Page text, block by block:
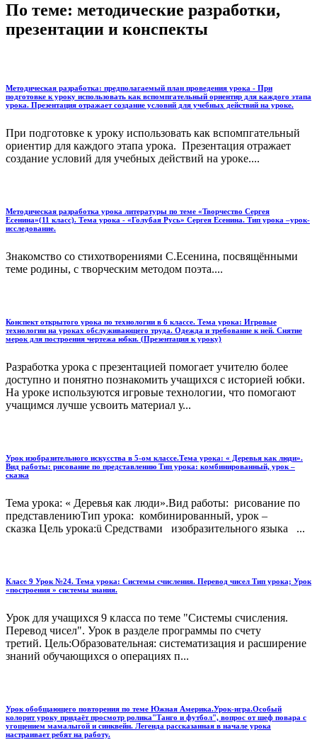
По теме: методические разработки,
презентации и конспекты
Методическая разработка: предполагаемый план проведения урока - При
подготовке к уроку использовать как вспомпгательный ориентир для каждого этапа
урока. Презентация отражает создание условий для учебных действий на уроке.
При подготовке к уроку использовать как вспомпгательный
ориентир для каждого этапа урока. Презентация отражает
создание условий для учебных действий на уроке....
Методическая разработка урока литературы по теме «Творчество Сергея
Есенина»(11 класс). Тема урока - «Голубая Русь» Сергея Есенина. Тип урока –урок-
исследование.
Знакомство со стихотворениями С.Есенина, посвящёнными
теме родины, с творческим методом поэта....
Конспект открытого урока по технологии в 6 классе. Тема урока: Игровые
технологии на уроках обслуживающего труда. Одежда и требование к ней. Снятие
мерок для построения чертежа юбки. (Презентация к уроку)
Разработка урока с презентацией помогает учителю более
доступно и понятно познакомить учащихся с историей юбки.
На уроке используются игровые технологии, что помогают
учащимся лучше усвоить материал у...
Урок изобразительного искусства в 5-ом классе.Тема урока: « Деревья как люди».
Вид работы: рисование по представлению Тип урока: комбинированный, урок –
сказка
Тема урока: « Деревья как люди».Вид работы: рисование по
представлениюТип урока: комбинированный, урок –
сказка Цель урока:ü Средствами изобразительного языка ...
Класс 9 Урок №24. Тема урока: Системы счисления. Перевод чисел Тип урока; Урок
«построения » системы знания.
Урок для учащихся 9 класса по теме "Системы счисления.
Перевод чисел". Урок в разделе программы по счету
третий. Цель:Образовательная: систематизация и расширение
знаний обучающихся о операциях п...
Урок обобщающего повторения по теме Южная Америка.Урок-игра.Особый
колорит уроку придаёт просмотр ролика"Танго и футбол", вопрос от шеф повара с
угощением мамалыгой и синквейн. Легенда рассказанная в начале урока
настраивает ребят на работу.